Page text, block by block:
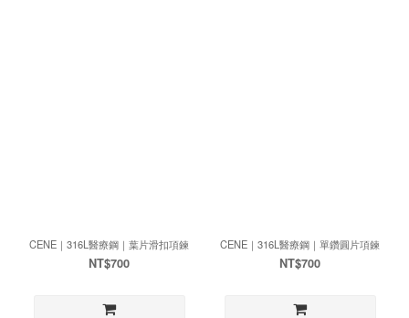
CENE｜316L醫療鋼｜葉片滑扣項鍊
NT$700
CENE｜316L醫療鋼｜單鑽圓片項鍊
NT$700